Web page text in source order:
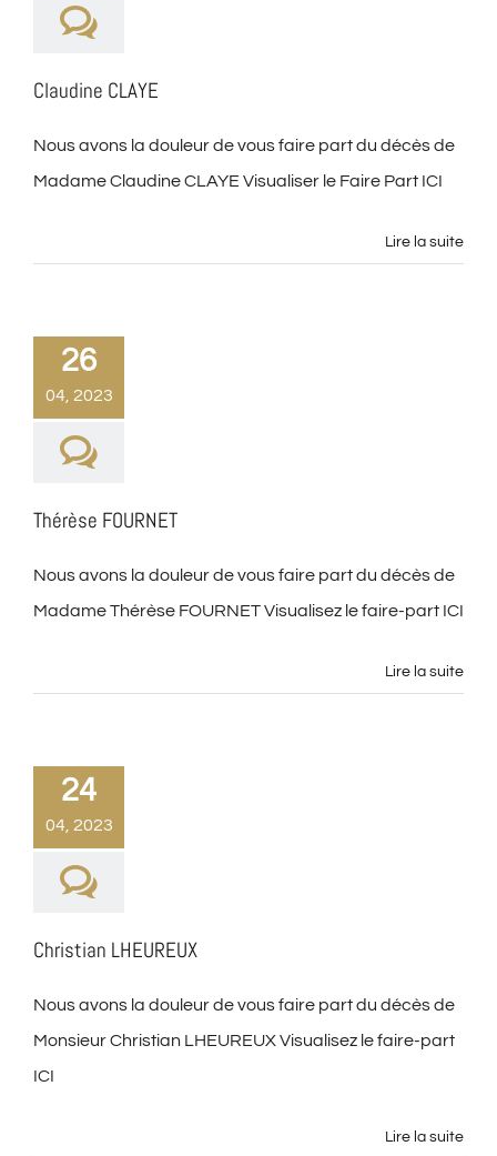
Claudine CLAYE
Nous avons la douleur de vous faire part du décès de
Madame Claudine CLAYE Visualiser le Faire Part ICI
Lire la suite
26
04, 2023
Thérèse FOURNET
Nous avons la douleur de vous faire part du décès de
Madame Thérèse FOURNET Visualisez le faire-part ICI
Lire la suite
24
04, 2023
Christian LHEUREUX
Nous avons la douleur de vous faire part du décès de
Monsieur Christian LHEUREUX Visualisez le faire-part
ICI
Lire la suite